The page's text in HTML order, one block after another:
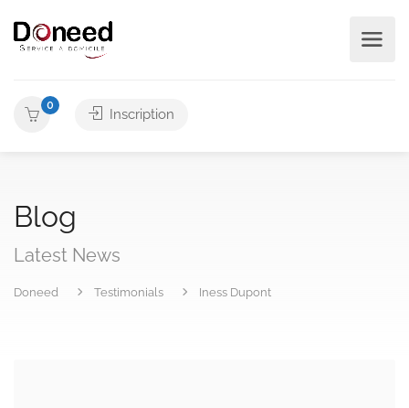
0
Inscription
Blog
Latest News
Doneed Testimonials Iness Dupont